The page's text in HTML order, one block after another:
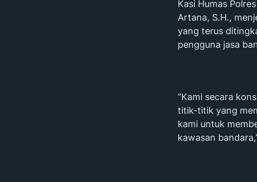
Kasi Humas
Artana, S.H.,
yang terus
pengguna jasa
“Kami secara
titik-titik yang
kami untuk
kawasan